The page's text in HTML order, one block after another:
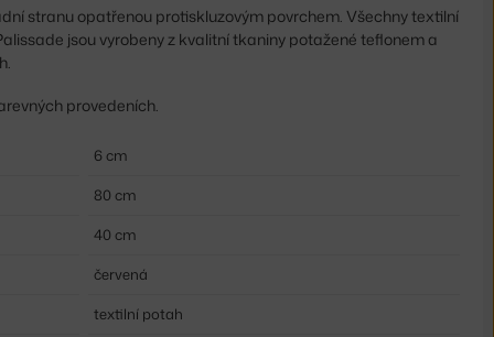
stranu opatřenou protiskluzovým povrchem. Všechny textilní
jsou vyrobeny z kvalitní tkaniny potažené teflonem a
provedeních.
6 cm
80 cm
40 cm
červená
textilní potah